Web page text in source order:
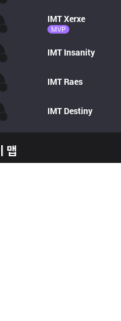
IMTXerxe
MVP
IMT Insanity
IMT Raes
IMT Destiny
맵